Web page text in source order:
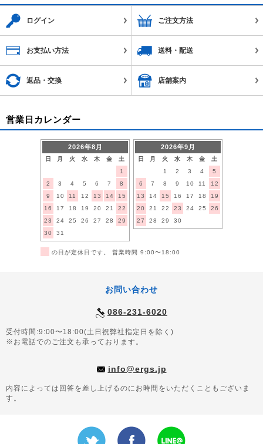
ログイン ご注文方法
お支払い方法 送料・配送
返品・交換 店舗案内
営業日カレンダー
2026年8月
日 月 火 水 木 金
土
1
2
3 4 5 6 7
8
9
10 11 12 13 14
15
16
17 18 19 20 21
22
23
24 25 26 27 28
29
30
31
2026年9月
日 月 火 水 木 金
土
1
2 3 4
5
6
7 8 9 10 11
12
13
14 15 16 17 18
19
20
21 22 23 24 25
26
27
28 29 30
の日が定休日です。 営業時間 9:00〜18:00
お問い合わせ
086-231-6020
受付時間:9:00〜18:00(土日祝弊社指定日を除く)
※お電話でのご注文も承っております。
info@ergs.jp
内容によっては回答を差し上げるのにお時間をいただくこともございま
す。